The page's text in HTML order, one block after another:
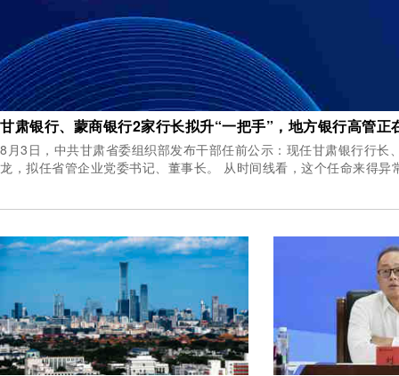
甘肃银行、蒙商银行2家行长拟升“一把手”，地方银行高管正
8月3日，中共甘肃省委组织部发布干部任前公示：现任甘肃银行行长
龙，拟任省管企业党委书记、董事长。 从时间线看，这个任